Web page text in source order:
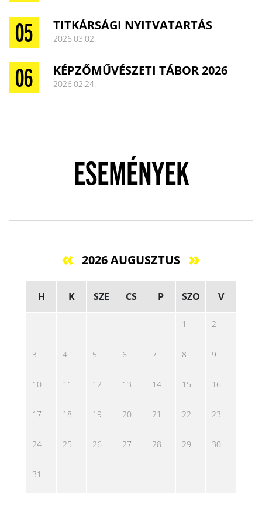
TITKÁRSÁGI NYITVATARTÁS
2026.03.02.
KÉPZŐMŰVÉSZETI TÁBOR 2026
2026.02.24.
ESEMÉNYEK
2026 AUGUSZTUS
H K SZE CS P SZO V
1 2
3 4 5 6 7 8 9
10 11 12 13 14 15 16
17 18 19 20 21 22 23
24 25 26 27 28 29 30
31